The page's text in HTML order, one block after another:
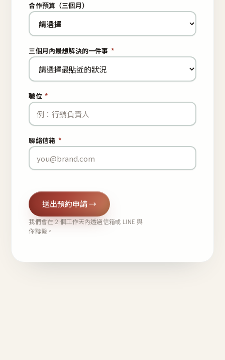
合作預算（三個月）
三個月內最想解決的一件事 *
職位 *
聯絡信箱 *
送出預約申請 →
我們會在 2 個工作天內透過信箱或 LINE 與
你聯繫。